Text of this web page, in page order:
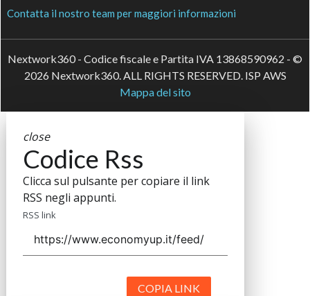
Contatta il nostro team per maggiori informazioni
Nextwork360 - Codice fiscale e Partita IVA 13868590962 - ©
2026 Nextwork360. ALL RIGHTS RESERVED. ISP AWS
Mappa del sito
close
Codice Rss
Clicca sul pulsante per copiare il link
RSS negli appunti.
RSS link
COPIA LINK